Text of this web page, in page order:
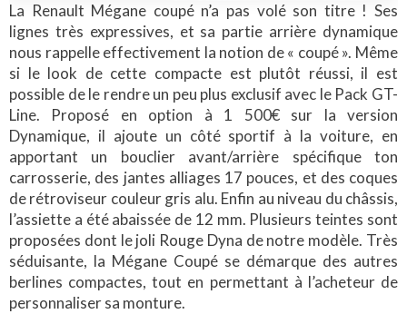
La Renault Mégane coupé n’a pas volé son titre ! Ses
lignes très expressives, et sa partie arrière dynamique
nous rappelle effectivement la notion de « coupé ». Même
si le look de cette compacte est plutôt réussi, il est
possible de le rendre un peu plus exclusif avec le Pack GT-
Line. Proposé en option à 1 500€ sur la version
Dynamique, il ajoute un côté sportif à la voiture, en
apportant un bouclier avant/arrière spécifique ton
carrosserie, des jantes alliages 17 pouces, et des coques
de rétroviseur couleur gris alu. Enfin au niveau du châssis,
l’assiette a été abaissée de 12 mm. Plusieurs teintes sont
proposées dont le joli Rouge Dyna de notre modèle. Très
séduisante, la Mégane Coupé se démarque des autres
berlines compactes, tout en permettant à l’acheteur de
personnaliser sa monture.